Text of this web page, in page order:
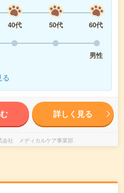
40代 50代
60代
男性
る
詳しく見る
会社 メディカルケア事業部